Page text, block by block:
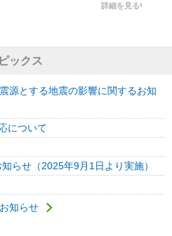
詳細を見る
ので、自然と谷間ができるも全く苦
ピックス
源とする地震の影響に関するお知
について
らせ（2025年9月1日より実施）
知らせ